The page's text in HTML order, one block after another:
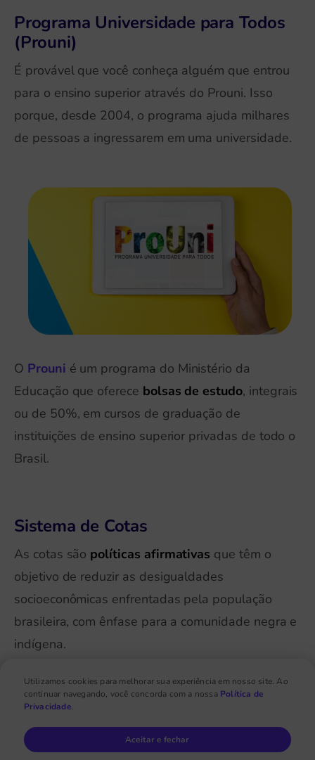
Programa Universidade para Todos
(Prouni)
É provável que você conheça alguém que entrou
para o ensino superior através do Prouni. Isso
porque, desde 2004, o programa ajuda milhares
de pessoas a ingressarem em uma universidade.
O Prouni é um programa do Ministério da
Educação que oferece bolsas de estudo, integrais
ou de 50%, em cursos de graduação de
instituições de ensino superior privadas de todo o
Brasil.
Sistema de Cotas
As cotas são políticas afirmativas que têm o
objetivo de reduzir as desigualdades
socioeconômicas enfrentadas pela população
brasileira, com ênfase para a comunidade negra e
indígena.
No Brasil, osistema de cotaspassou a ser
implementado no começo dos anos 2000.
Nesse sentido, ele é utilizado tanto para o ingresso
Utilizamos cookies para melhorar sua experiência em nosso site. Ao
continuar navegando, você concorda com a nossa Política de
Privacidade.
Aceitar e fechar